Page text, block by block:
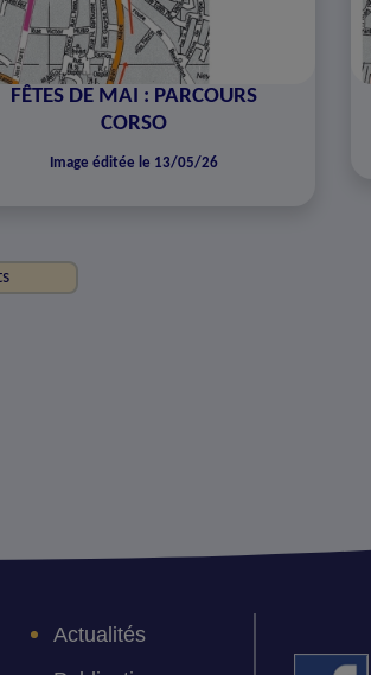
FÊTES DE MAI : PARCOURS
CORSO
Image éditée le 13/05/26
Actualités